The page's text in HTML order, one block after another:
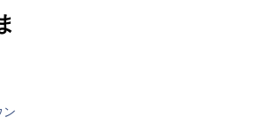
ン